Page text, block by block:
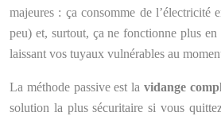
majeures : ça consomme de l’électricité
peu) et, surtout, ça ne fonctionne plus en
laissant vos tuyaux vulnérables au
La méthode passive est la vidange
solution la plus sécuritaire si vous